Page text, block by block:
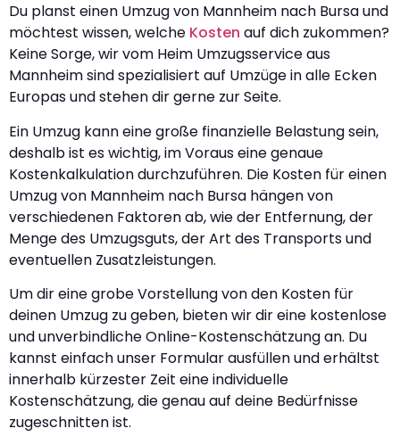
Du planst einen Umzug von Mannheim nach Bursa und
möchtest wissen, welche Kosten auf dich zukommen?
Keine Sorge, wir vom Heim Umzugsservice aus
Mannheim sind spezialisiert auf Umzüge in alle Ecken
Europas und stehen dir gerne zur Seite.
Ein Umzug kann eine große finanzielle Belastung sein,
deshalb ist es wichtig, im Voraus eine genaue
Kostenkalkulation durchzuführen. Die Kosten für einen
Umzug von Mannheim nach Bursa hängen von
verschiedenen Faktoren ab, wie der Entfernung, der
Menge des Umzugsguts, der Art des Transports und
eventuellen Zusatzleistungen.
Um dir eine grobe Vorstellung von den Kosten für
deinen Umzug zu geben, bieten wir dir eine kostenlose
und unverbindliche Online-Kostenschätzung an. Du
kannst einfach unser Formular ausfüllen und erhältst
innerhalb kürzester Zeit eine individuelle
Kostenschätzung, die genau auf deine Bedürfnisse
zugeschnitten ist.